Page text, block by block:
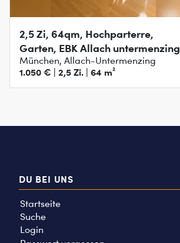
2,5 Zi, 64qm, Hochparterre,
Garten, EBK Allach untermenzing
München, Allach-Untermenzing
1.050 € | 2,5 Zi. | 64 m²
DU BEI UNS
Startseite
Suche
Login